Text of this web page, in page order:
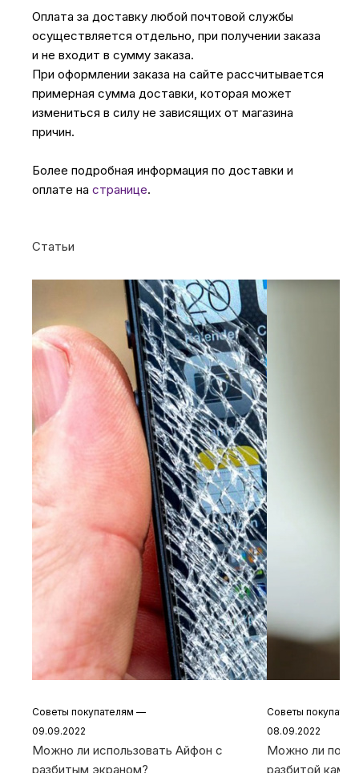
Оплата за доставку любой почтовой службы
осуществляется отдельно, при получении заказа
и не входит в сумму заказа.
При оформлении заказа на сайте рассчитывается
примерная сумма доставки, которая может
измениться в силу не зависящих от магазина
причин.
Более подробная информация по доставки и
оплате на странице.
Статьи
Советы покупателям —
09.09.2022
Можно ли использовать Айфон с
разбитым экраном?
Советы
08.09.2022
Можно ли
разбитой